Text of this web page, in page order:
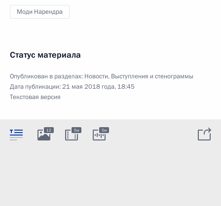
Моди Нарендра
Статус материала
Опубликован в разделах: Новости, Выступления и стенограммы
Дата публикации:21 мая 2018 года, 18:45
Текстовая версия
12 5м 5м